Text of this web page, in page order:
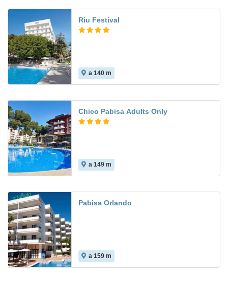
Riu Festival
a 140 m
Chico Pabisa Adults Only
a 149 m
Pabisa Orlando
a 159 m